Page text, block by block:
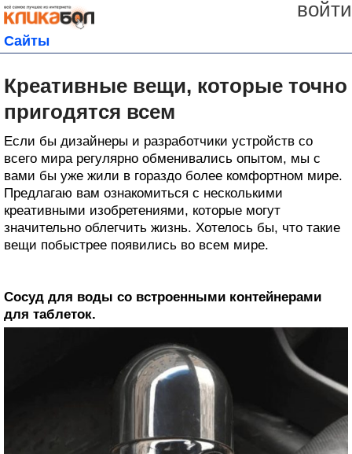
войти
Сайты
Креативные вещи, которые точно
пригодятся всем
Если бы дизайнеры и разработчики устройств со
всего мира регулярно обменивались опытом, мы с
вами бы уже жили в гораздо более комфортном мире.
Предлагаю вам ознакомиться с несколькими
креативными изобретениями, которые могут
значительно облегчить жизнь. Хотелось бы, что такие
вещи побыстрее появились во всем мире.
Сосуд для воды со встроенными контейнерами
для таблеток.